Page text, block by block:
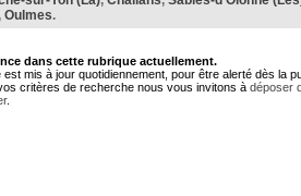
, Oulmes.
dans cette rubrique actuellement.
est mis à jour quotidiennement, pour être alerté dès la
critères de recherche nous vous invitons à déposer
.